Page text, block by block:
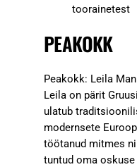
toorainetest
PEAKOKK
Peakokk: Leila
Leila on pärit
ulatub
modernsete
töötanud mitmes
tuntud oma